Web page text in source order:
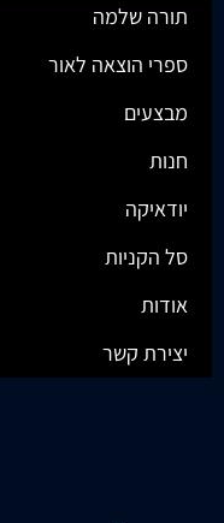
תורה שלמה
ספרי הוצאה לאור
מבצעים
חנות
יודאיקה
סל הקניות
אודות
יצירת קשר